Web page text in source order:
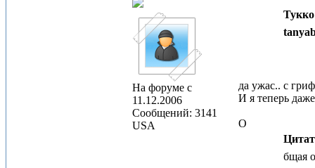
На форуме с
11.12.2006
Сообщений: 3141
USA
да ужас.. с
И я теперь
О
бщая